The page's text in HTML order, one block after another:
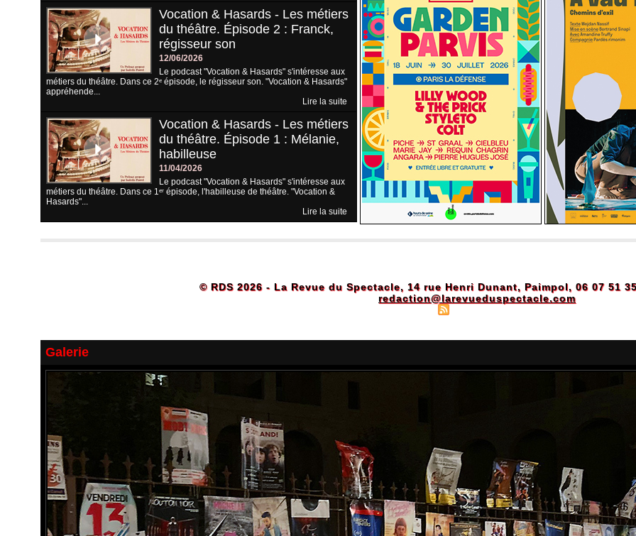
Vocation & Hasards - Les métiers
du théâtre. Épisode 2 : Franck,
régisseur son
12/06/2026
Le podcast "Vocation & Hasards" s'intéresse aux
métiers du théâtre. Dans ce 2ᵉ épisode, le régisseur son. "Vocation & Hasards"
appréhende...
Lire la suite
Vocation & Hasards - Les métiers
du théâtre. Épisode 1 : Mélanie,
habilleuse
11/04/2026
Le podcast "Vocation & Hasards" s'intéresse aux
métiers du théâtre. Dans ce 1ᵉʳ épisode, l'habilleuse de théâtre. "Vocation &
Hasards"...
Lire la suite
© RDS 2026 - La Revue du Spectacle, 14 rue Henri Dunant, Paimpol, 06 07 51
redaction@larevueduspectacle.com
Galerie